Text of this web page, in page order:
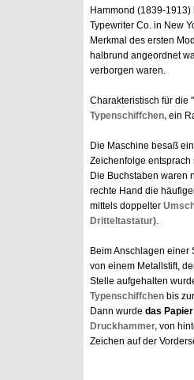
Hammond (1839-
Typewriter Co. in New
Merkmal des ersten
halbrund angeordnet
verborgen waren.
Charakteristisch für die
Typenschiffchen, ein
Die Maschine besaß
Zeichenfolge
Die Buchstaben waren
rechte Hand die
mittels doppelter
Dritteltastatur).
Beim Anschlagen
von einem Metallstift,
Stelle aufgehalten
Typenschiffchen bis
Dann wurde das Papier
Druckhammer, von
Zeichen auf der